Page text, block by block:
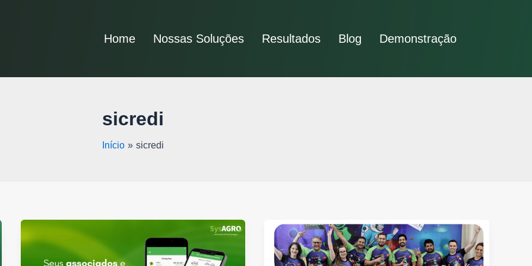
Home Nossas Soluções Resultados Blog Demonstração
sicredi
Início sicredi